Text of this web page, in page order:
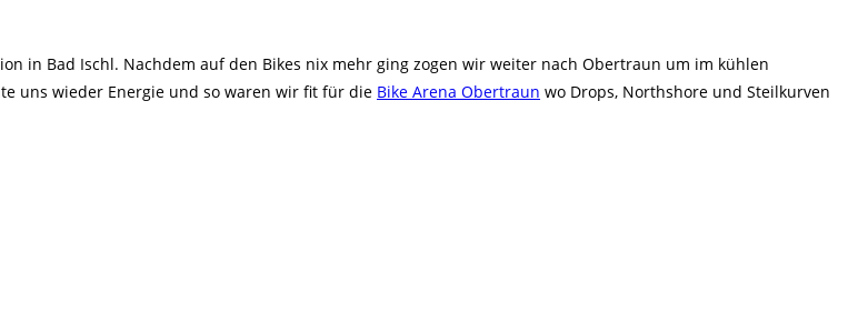
in Bad Ischl. Nachdem auf den Bikes nix mehr ging zogen wir weiter nach Obertraun um im kühlen
uns wieder Energie und so waren wir fit für die Bike Arena Obertraun wo Drops, Northshore und Steilkurven